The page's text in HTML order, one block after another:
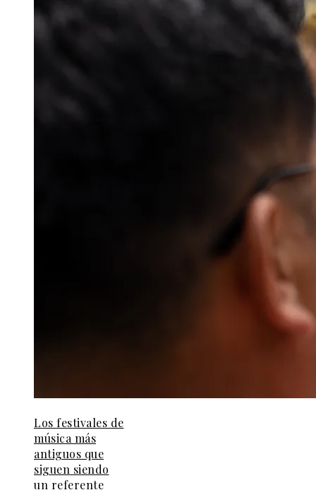
Los festivales de
música más
antiguos que
siguen siendo
un referente